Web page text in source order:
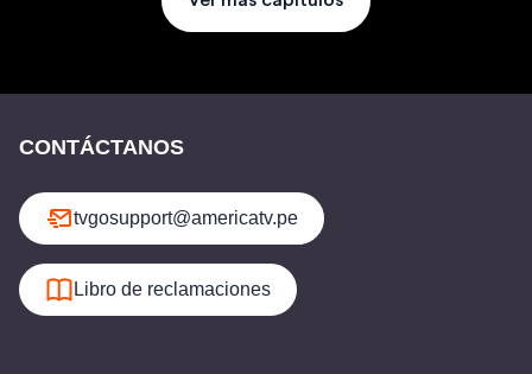
CONTÁCTANOS
tvgosupport@americatv.pe
Libro de reclamaciones